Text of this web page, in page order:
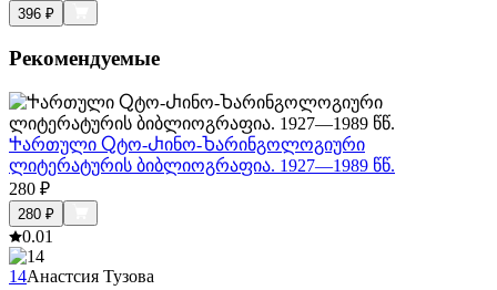
396 ₽
Рекомендуемые
Ⴕართული Ⴍტო-Ⴐინო-Ⴆარინგოლოგიური
ლიტერატურის ბიბლიოგრაფია. 1927—1989 წწ.
280 ₽
280 ₽
0.01
14Анастсия Тузова